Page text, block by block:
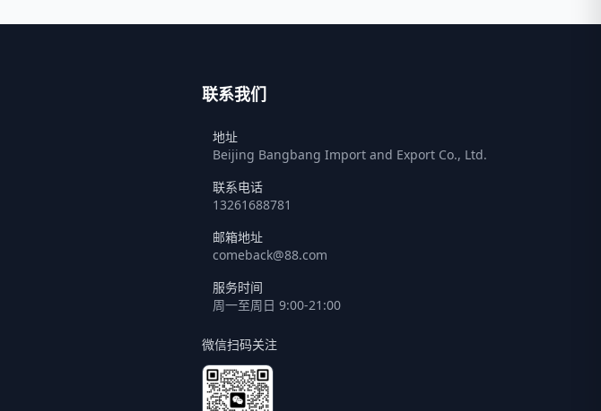
联系我们
地址
Beijing Bangbang Import and Export Co., Ltd.
联系电话
13261688781
邮箱地址
comeback@88.com
服务时间
周一至周日 9:00-21:00
微信扫码关注